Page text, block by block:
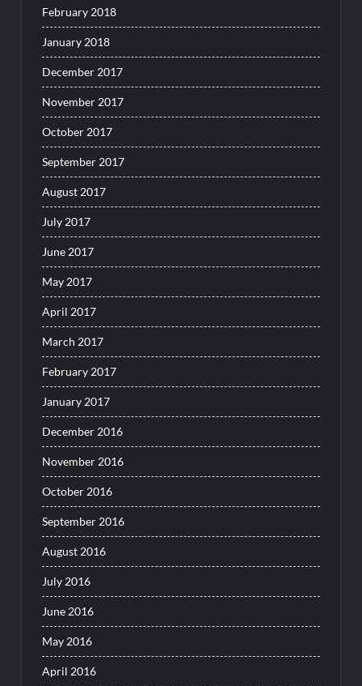
February 2018
January 2018
December 2017
November 2017
October 2017
September 2017
August 2017
July 2017
June 2017
May 2017
April 2017
March 2017
February 2017
January 2017
December 2016
November 2016
October 2016
September 2016
August 2016
July 2016
June 2016
May 2016
April 2016